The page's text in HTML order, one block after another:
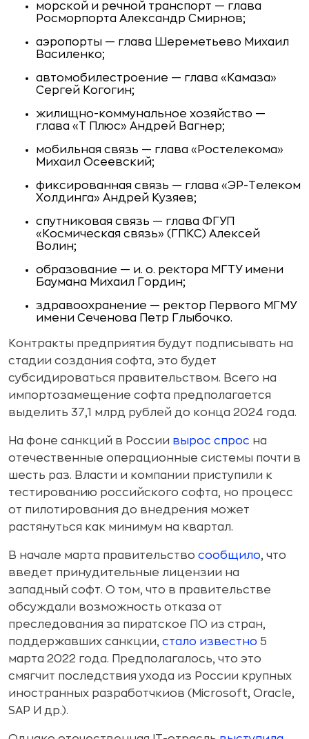
морской и речной транспорт — глава
Росморпорта Александр Смирнов;
аэропорты — глава Шереметьево Михаил
Василенко;
автомобилестроение — глава «Камаза»
Сергей Когогин;
жилищно-коммунальное хозяйство —
глава «Т Плюс» Андрей Вагнер;
мобильная связь — глава «Ростелекома»
Михаил Осеевский;
фиксированная связь — глава «ЭР-Телеком
Холдинга» Андрей Кузяев;
спутниковая связь — глава ФГУП
«Космическая связь» (ГПКС) Алексей
Волин;
образование — и. о. ректора МГТУ имени
Баумана Михаил Гордин;
здравоохранение — ректор Первого МГМУ
имени Сеченова Петр Глыбочко.
Контракты предприятия будут подписывать на
стадии создания софта, это будет
субсидироваться правительством. Всего на
импортозамещение софта предполагается
выделить 37,1 млрд рублей до конца 2024 года.
На фоне санкций в России вырос спрос на
отечественные операционные системы почти в
шесть раз. Власти и компании приступили к
тестированию российского софта, но процесс
от пилотирования до внедрения может
растянуться как минимум на квартал.
В начале марта правительство сообщило, что
введет принудительные лицензии на
западный софт. О том, что в правительстве
обсуждали возможность отказа от
преследования за пиратское ПО из стран,
поддержавших санкции, стало известно 5
марта 2022 года. Предполагалось, что это
смягчит последствия ухода из России крупных
иностранных разработчкиов (Microsoft, Oracle,
SAP И др.).